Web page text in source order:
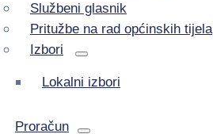
Službeni glasnik
Pritužbe na rad općinskih tijela
Izbori
Lokalni izbori
Proračun